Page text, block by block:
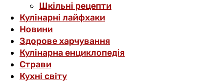
Шкільні рецепти
Кулінарні лайфхаки
Новини
Здорове харчування
Кулінарна енциклопедія
Страви
Кухні світу